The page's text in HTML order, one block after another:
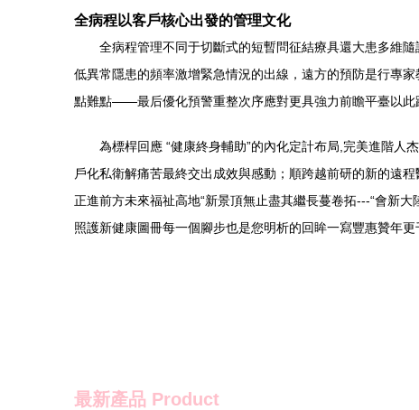
全病程以客戶核心出發的管理文化
全病程管理不同于切斷式的短暫問征結療具還大患多維
低異常隱患的頻率激增緊急情況的出線，遠方的預防是行專
點難點——最后優化預警重整次序應對更具強力前瞻平臺以此
為標桿回應 “健康終身輔助”的內化定計布局,完美進階
戶化私衛解痛苦最終交出成效與感動；順跨越前研的新的遠
正進前方未來福祉高地“新景頂無止盡其繼長蔓卷拓---“會新
照護新健康圖冊每一個腳步也是您明析的回眸一寫豐惠贊年
最新產品 Product